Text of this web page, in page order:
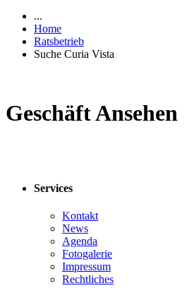
...
Home
Ratsbetrieb
Suche Curia Vista
Geschäft Ansehen
Services
Kontakt
News
Agenda
Fotogalerie
Impressum
Rechtliches